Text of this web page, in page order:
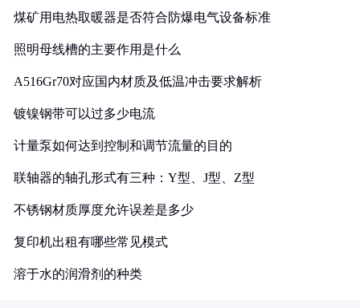
煤矿用电热取暖器是否符合防爆电气设备标准
照明母线槽的主要作用是什么
A516Gr70对应国内材质及低温冲击要求解析
镀镍钢带可以过多少电流
计量泵如何达到控制和调节流量的目的
联轴器的轴孔形式有三种：Y型、J型、Z型
不锈钢材质厚度允许误差是多少
复印机出租有哪些常见模式
溶于水的润滑剂的种类